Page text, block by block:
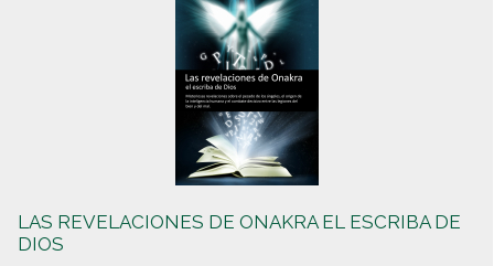
LAS REVELACIONES DE ONAKRA EL ESCRIBA DE
DIOS